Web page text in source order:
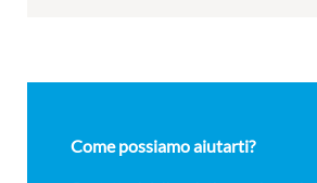
Come possiamo aiutarti?